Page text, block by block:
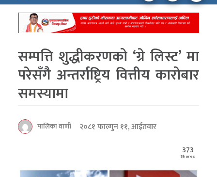
सम्पत्ति शुद्धीकरणको ‘ग्रे लिस्ट’ मा
परेसँगै अन्तर्राष्ट्रिय वित्तीय कारोबार
समस्यामा
पालिका वाणी
२०८१ फाल्गुन ११, आईतवार
373
Shares